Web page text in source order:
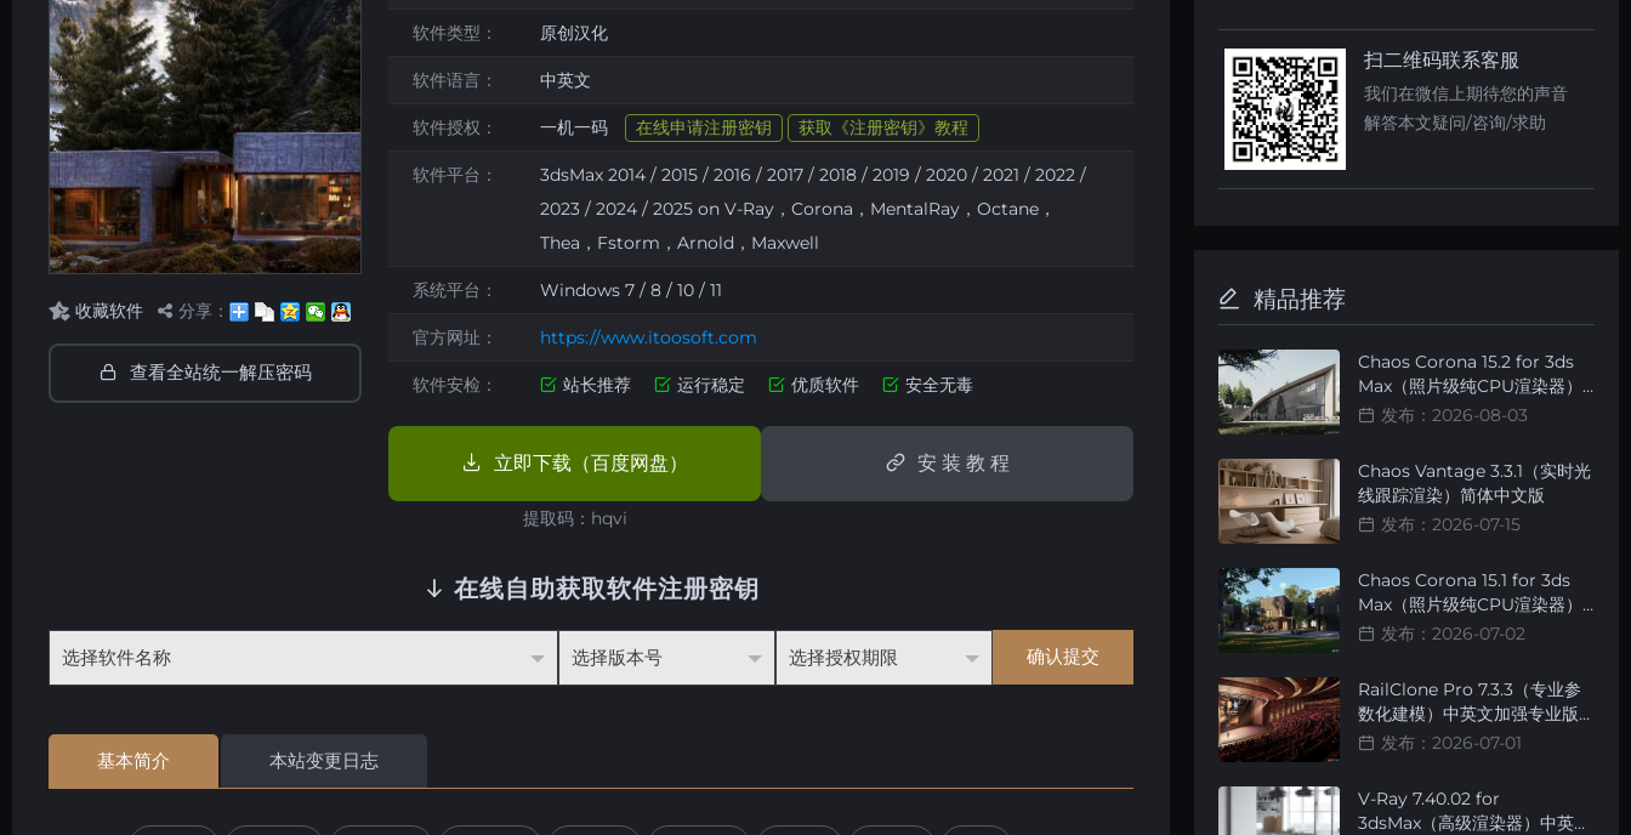
收藏软件 分享：
查看全站统一解压密码
软件类型： 原创汉化
软件语言： 中英文
软件授权： 一机一码 在线申请注册密钥 获取《注册密钥》教程
软件平台：
3dsMax 2014 / 2015 / 2016 / 2017 / 2018 / 2019 / 2020 / 2021 / 2022 /
2023 / 2024 / 2025 on V-Ray，Corona，MentalRay，Octane，
Thea，Fstorm，Arnold，Maxwell
系统平台： Windows 7 / 8 / 10 / 11
官方网址： https://www.itoosoft.com
软件安检： 站长推荐 运行稳定 优质软件 安全无毒
立即下载（百度网盘）
提取码：hqvi
安 装 教 程
在线自助获取软件注册密钥
基本简介 本站变更日志
扫二维码联系客服
我们在微信上期待您的声音
解答本文疑问/咨询/求助
精品推荐
Chaos Corona 15.2 for 3ds
Max（照片级纯CPU渲染器）
简体中文智能安装版
发布：2026-08-03
Chaos Vantage 3.3.1（实时光
线跟踪渲染）简体中文版
发布：2026-07-15
Chaos Corona 15.1 for 3ds
Max（照片级纯CPU渲染器）
简体中文智能安装版
发布：2026-07-02
RailClone Pro 7.3.3（专业参
数化建模）中英文加强专业版
[智能安装]
发布：2026-07-01
V-Ray 7.40.02 for
3dsMax（高级渲染器）中英文